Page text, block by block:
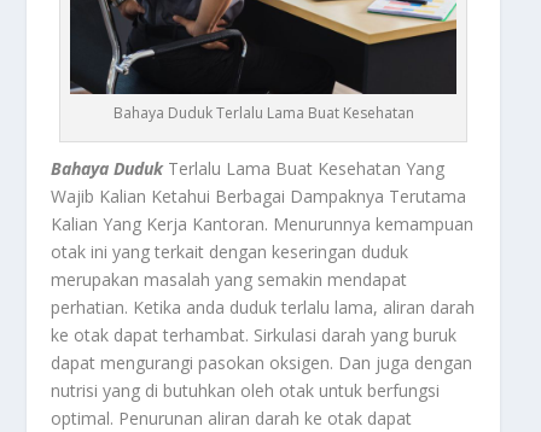
Bahaya Duduk Terlalu Lama Buat Kesehatan
Bahaya DudukTerlalu Lama Buat Kesehatan Yang
Wajib Kalian Ketahui Berbagai Dampaknya Terutama
Kalian Yang Kerja Kantoran. Menurunnya kemampuan
otak ini yang terkait dengan keseringan duduk
merupakan masalah yang semakin mendapat
perhatian. Ketika anda duduk terlalu lama, aliran darah
ke otak dapat terhambat. Sirkulasi darah yang buruk
dapat mengurangi pasokan oksigen. Dan juga dengan
nutrisi yang di butuhkan oleh otak untuk berfungsi
optimal. Penurunan aliran darah ke otak dapat